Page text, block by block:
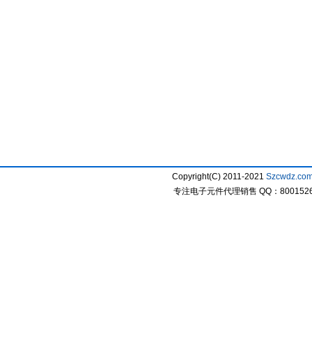
Copyright(C) 2011-2021
专注电子元件代理销售 QQ：